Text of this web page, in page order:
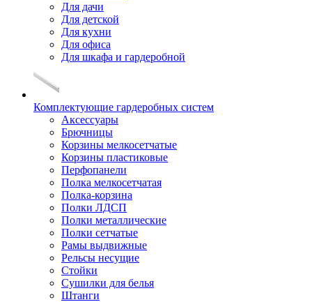
Для дачи
Для детской
Для кухни
Для офиса
Для шкафа и гардеробной
Комплектующие гардеробных систем
Аксессуары
Брючницы
Корзины мелкосетчатые
Корзины пластиковые
Перфопанели
Полка мелкосетчатая
Полка-корзина
Полки ЛДСП
Полки металлические
Полки сетчатые
Рамы выдвижные
Рельсы несущие
Стойки
Сушилки для белья
Штанги